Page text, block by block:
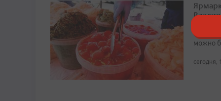
можно
сегодня,